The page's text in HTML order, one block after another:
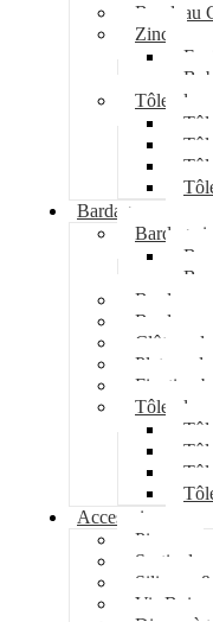
Bandeau
Zinc
Tôle plane
Bardage
Bardage
Bardage
Bardage
Clôture
Plateau de
Fixation
Tôle plane
Accessoires
Pipeco
Sortie de
Silicone
Vis Bois